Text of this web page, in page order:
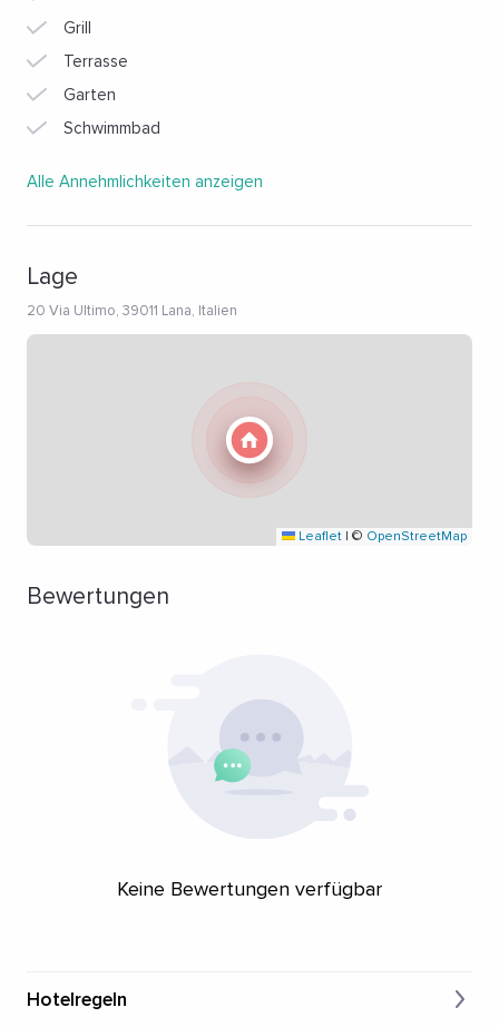
Grill
Terrasse
Garten
Schwimmbad
Alle Annehmlichkeiten anzeigen
Lage
20 Via Ultimo, 39011 Lana, Italien
Leaflet | © OpenStreetMap
Bewertungen
Keine Bewertungen verfügbar
Hotelregeln